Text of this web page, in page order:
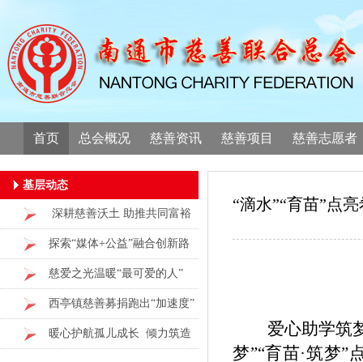
首页 总会概况 慈善资讯 慈善项目 慈善志愿者
基层动态
深耕慈善沃土 助推共同富裕
探索“媒体+公益”融合创新路
径
慈爱之光温暖“最可爱的人”
西亭镇慈善募捐跑出“加速度”
暖心护航孤儿成长 倾力筑造
“滴水”“育苗”点
爱心助学筑
梦”“育苗·筑梦”